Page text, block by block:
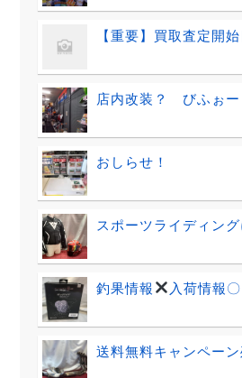
【重要】買取査定開
店内改装？ びふぉ
おしらせ！
スポーツライディン
釣果情報 入荷情報
送料無料キャンペー